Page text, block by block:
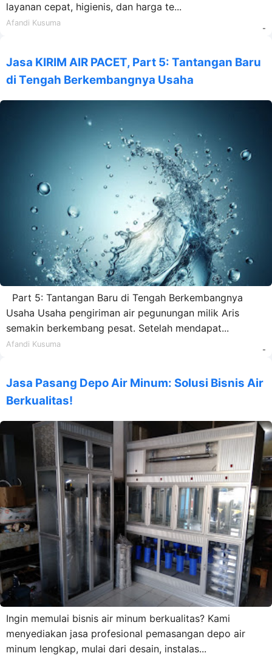
layanan cepat, higienis, dan harga te...
Afandi Kusuma
-
Jasa KIRIM AIR PACET, Part 5: Tantangan Baru
di Tengah Berkembangnya Usaha
Part 5: Tantangan Baru di Tengah Berkembangnya
Usaha Usaha pengiriman air pegunungan milik Aris
semakin berkembang pesat. Setelah mendapat...
Afandi Kusuma
-
Jasa Pasang Depo Air Minum: Solusi Bisnis Air
Berkualitas!
Ingin memulai bisnis air minum berkualitas? Kami
menyediakan jasa profesional pemasangan depo air
minum lengkap, mulai dari desain, instalas...